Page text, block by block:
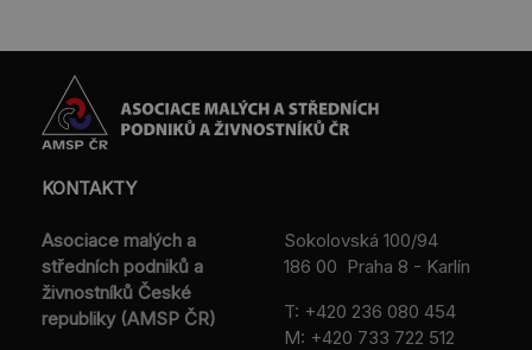
KONTAKTY
Asociace malých a
středních podniků a
živnostníků České
republiky (AMSP ČR)
Sokolovská 100/94
186 00 Praha 8 - Karlín
T: +420 236 080 454
M: +420 733 722 512